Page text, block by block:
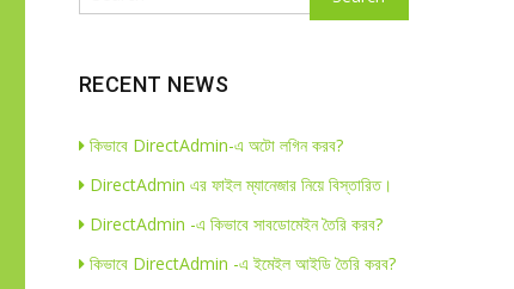
RECENT NEWS
কিভাবে DirectAdmin-এ অটো লগিন করব?
DirectAdmin এর ফাইল ম্যানেজার নিয়ে বিস্তারিত।
DirectAdmin -এ কিভাবে সাবডোমেইন তৈরি করব?
কিভাবে DirectAdmin -এ ইমেইল আইডি তৈরি করব?